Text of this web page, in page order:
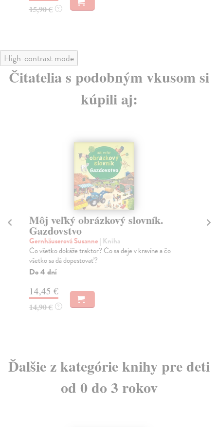
15,90 € ?
High-contrast mode
Čitatelia s podobným vkusom si
kúpili aj:
Môj veľký obrázkový slovník.
Gazdovstvo
Gernhäuserová Susanne | Kniha
Čo všetko dokáže traktor? Čo sa deje v kravíne a čo
všetko sa dá dopestovať?
Do 4 dní
14,45 €
14,90 € ?
Ďalšie z kategórie knihy pre deti
od 0 do 3 rokov